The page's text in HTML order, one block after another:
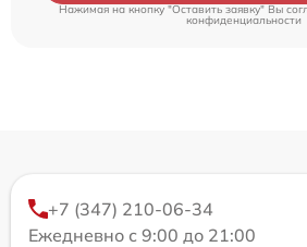
Нажимая на кнопку "Оставить заявку" Вы
конфиденциальности
+7 (347) 210-06-34
Ежедневно с 9:00 до 21:00